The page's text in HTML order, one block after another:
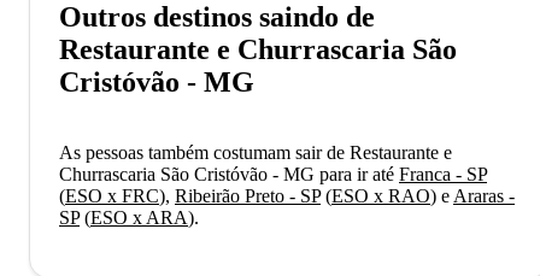
Outros destinos saindo de
Restaurante e Churrascaria São
Cristóvão - MG
As pessoas também costumam sair de Restaurante e
Churrascaria São Cristóvão - MG para ir até Franca - SP
(ESO x FRC), Ribeirão Preto - SP(ESO x RAO) e Araras -
SP(ESO x ARA).